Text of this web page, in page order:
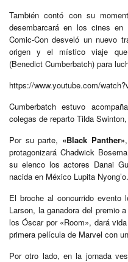
También contó con su
desembarcará en los cines
Comic-Con desveló un nuevo
origen y el místico viaje que
(Benedict Cumberbatch) para
https://www.youtube.com/
Cumberbatch estuvo
colegas de reparto Tilda
Por su parte, «Black Panther»
protagonizará Chadwick
su elenco los actores Danai
nacida en México Lupita Nyong’o.
El broche al concurrido
Larson, la ganadora del premio
los Óscar por «Room», dará
primera película de Marvel con
Por otro lado, en la jornada